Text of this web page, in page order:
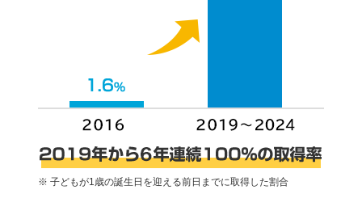
※ 子どもが1歳の誕生日を迎える前日までに取得した割合